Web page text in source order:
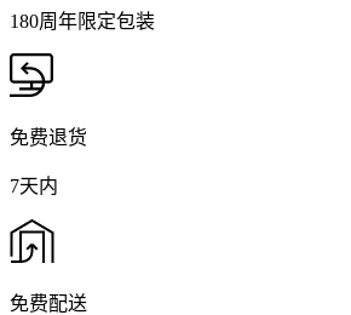
180周年限定包装
免费退货
7天内
免费配送